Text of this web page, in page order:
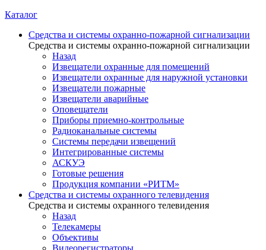
Каталог
Средства и системы охранно-пожарной сигнализации
Средства и системы охранно-пожарной сигнализации
Назад
Извещатели охранные для помещений
Извещатели охранные для наружной установки
Извещатели пожарные
Извещатели аварийные
Оповещатели
Приборы приемно-контрольные
Радиоканальные системы
Системы передачи извещений
Интегрированные системы
АСКУЭ
Готовые решения
Продукция компании «РИТМ»
Средства и системы охранного телевидения
Средства и системы охранного телевидения
Назад
Телекамеры
Объективы
Видеорегистраторы